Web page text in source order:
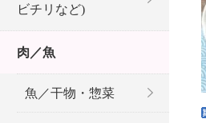
ビチリなど)
肉／魚
魚／干物・惣菜